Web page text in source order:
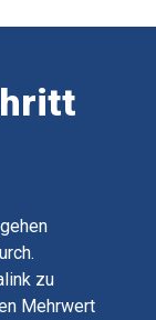
zu
Mehrwert